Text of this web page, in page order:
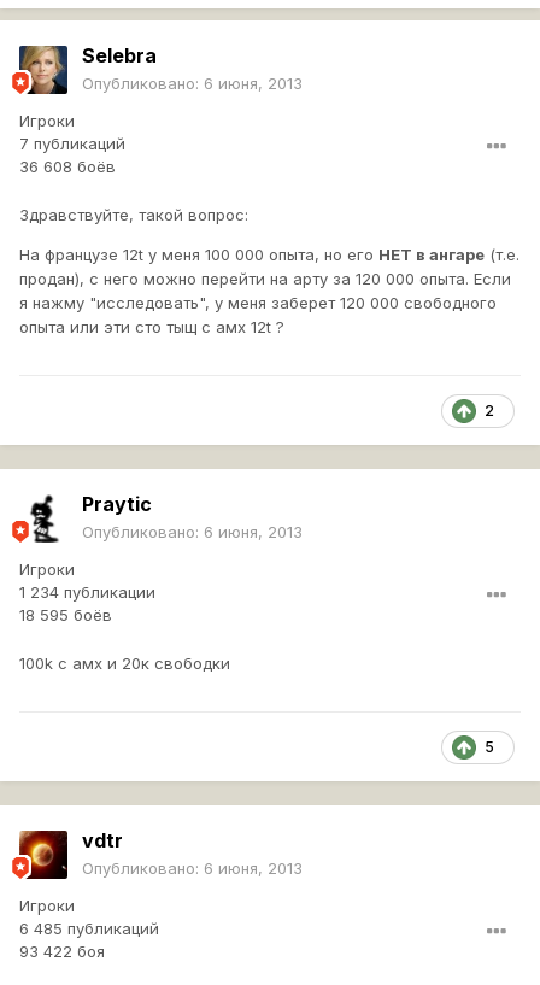
Selebra
Опубликовано: 6 июня, 2013
Игроки
7 публикаций
36 608 боёв
Здравствуйте, такой вопрос:
На французе 12t у меня 100 000 опыта, но его НЕТ в ангаре (т.е.
продан), с него можно перейти на арту за 120 000 опыта. Если
я нажму "исследовать", у меня заберет 120 000 свободного
опыта или эти сто тыщ с амх 12t ?
2
Praytic
Опубликовано: 6 июня, 2013
Игроки
1 234 публикации
18 595 боёв
100k с амх и 20к свободки
5
vdtr
Опубликовано: 6 июня, 2013
Игроки
6 485 публикаций
93 422 боя